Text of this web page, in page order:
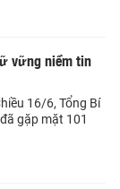
vững niềm tin
16/6, Tổng Bí
gặp mặt 101